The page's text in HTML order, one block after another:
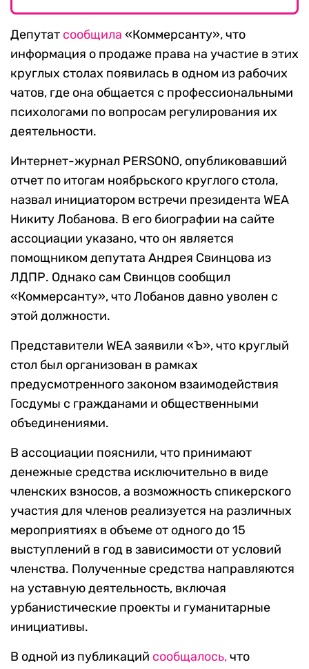
Депутат сообщила «Коммерсанту», что
информация о продаже права на участие в этих
круглых столах появилась в одном из рабочих
чатов, где она общается с профессиональными
психологами по вопросам регулирования их
деятельности.
Интернет-журнал PERSONO, опубликовавший
отчет по итогам ноябрьского круглого стола,
назвал инициатором встречи президента WEA
Никиту Лобанова. В его биографии на сайте
ассоциации указано, что он является
помощником депутата Андрея Свинцова из
ЛДПР. Однако сам Свинцов сообщил
«Коммерсанту», что Лобанов давно уволен с
этой должности.
Представители WEA заявили «Ъ», что круглый
стол был организован в рамках
предусмотренного законом взаимодействия
Госдумы с гражданами и общественными
объединениями.
В ассоциации пояснили, что принимают
денежные средства исключительно в виде
членских взносов, а возможность спикерского
участия для членов реализуется на различных
мероприятиях в объеме от одного до 15
выступлений в год в зависимости от условий
членства. Полученные средства направляются
на уставную деятельность, включая
урбанистические проекты и гуманитарные
инициативы.
В одной из публикаций сообщалось,что